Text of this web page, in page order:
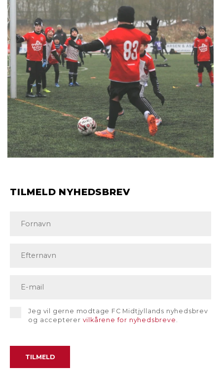
TILMELD NYHEDSBREV
Jeg vil gerne modtage FC Midtjyllands nyhedsbrev
og accepterer vilkårene for nyhedsbreve